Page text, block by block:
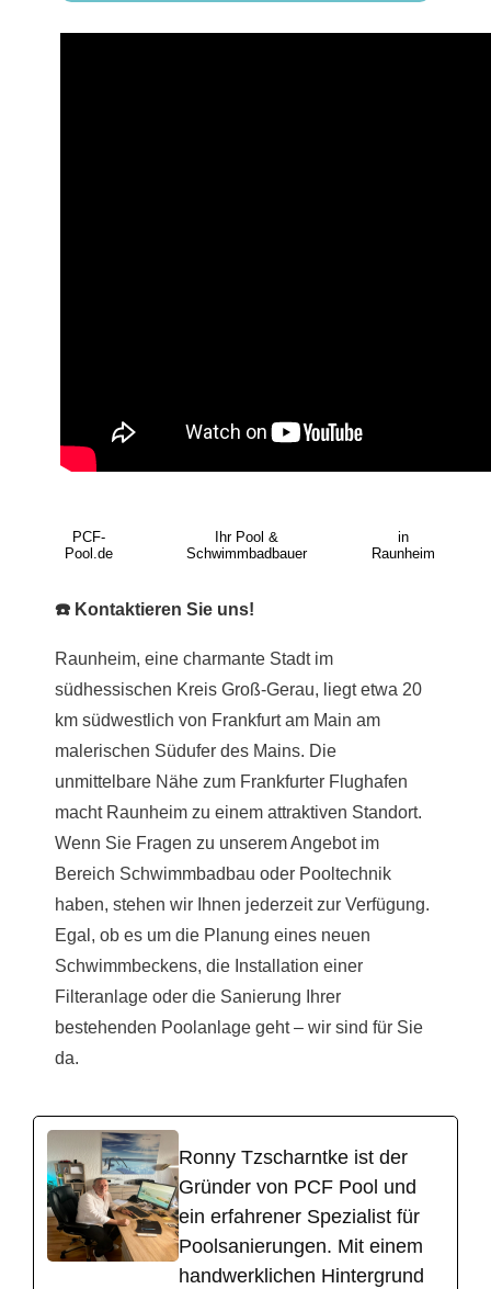
PCF-
Pool.de
Ihr Pool &
Schwimmbadbauer
in
Raunheim
☎️ Kontaktieren Sie uns!
Raunheim, eine charmante Stadt im
südhessischen Kreis Groß-Gerau, liegt etwa 20
km südwestlich von Frankfurt am Main am
malerischen Südufer des Mains. Die
unmittelbare Nähe zum Frankfurter Flughafen
macht Raunheim zu einem attraktiven Standort.
Wenn Sie Fragen zu unserem Angebot im
Bereich Schwimmbadbau oder Pooltechnik
haben, stehen wir Ihnen jederzeit zur Verfügung.
Egal, ob es um die Planung eines neuen
Schwimmbeckens, die Installation einer
Filteranlage oder die Sanierung Ihrer
bestehenden Poolanlage geht – wir sind für Sie
da.
Ronny Tzscharntke ist der
Gründer von PCF Pool und
ein erfahrener Spezialist für
Poolsanierungen. Mit einem
handwerklichen Hintergrund